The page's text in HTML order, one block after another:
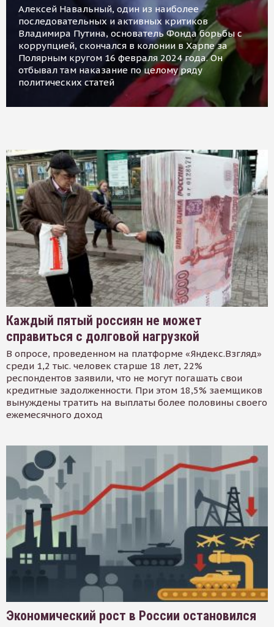
Алексей Навальный, один из наиболее
последовательных и активных критиков
Владимира Путина, основатель Фонда борьбы с
коррупцией, скончался в колонии в Харпе за
Полярным кругом 16 февраля 2024 года. Он
отбывал там наказание по целому ряду
политических статей
Каждый пятый россиян не может
справиться с долговой нагрузкой
В опросе, проведенном на платформе «Яндекс.Взгляд»
среди 1,2 тыс. человек старше 18 лет, 22%
респондентов заявили, что не могут погашать свои
кредитные задолженности. При этом 18,5% заемщиков
вынуждены тратить на выплаты более половины своего
ежемесячного доход
Экономический рост в России остановился